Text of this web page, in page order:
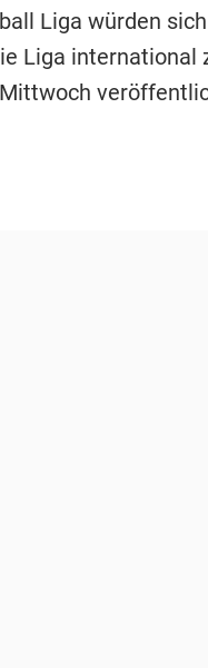
Liga würden
Liga international